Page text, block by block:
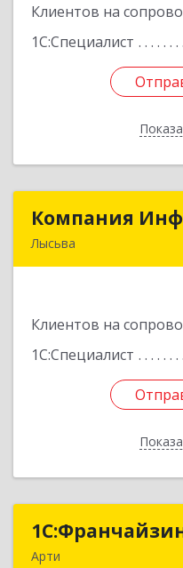
Клиентов на
1С:Специалист
Компания
Лысьва
Клиентов на
1С:Специалист
Арти